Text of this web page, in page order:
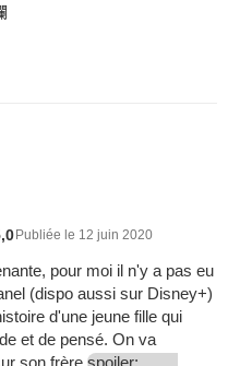
Publiée le 12 juin 2020
pour moi il n'y a pas eu
(dispo aussi sur Disney+)
d'une jeune fille qui
et de pensé. On va